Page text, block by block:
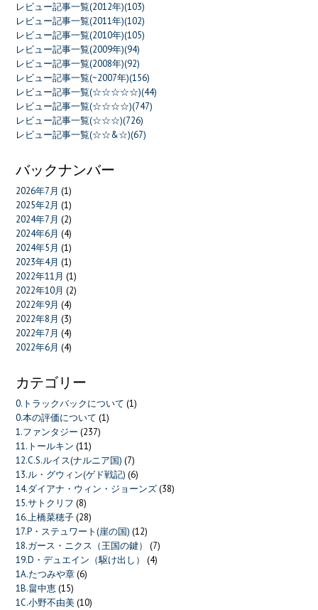
レビュー記事一覧(2012年)(103)
レビュー記事一覧(2011年)(102)
レビュー記事一覧(2010年)(105)
レビュー記事一覧(2009年)(94)
レビュー記事一覧(2008年)(92)
レビュー記事一覧(~2007年)(156)
レビュー記事一覧(☆☆☆☆☆)(44)
レビュー記事一覧(☆☆☆☆)(747)
レビュー記事一覧(☆☆☆)(726)
レビュー記事一覧(☆☆&☆)(67)
バックナンバー
2026年7月 (1)
2025年2月 (1)
2024年7月 (2)
2024年6月 (4)
2024年5月 (1)
2023年4月 (1)
2022年11月 (1)
2022年10月 (2)
2022年9月 (4)
2022年8月 (3)
2022年7月 (4)
2022年6月 (4)
カテゴリー
0.トラックバックについて (1)
0.本の評価について (1)
1.ファンタジー (237)
11.トールキン (11)
12.C.S.ルイス(ナルニア国) (7)
13.ル・グウィン(ゲド戦記) (6)
14.ダイアナ・ウィン・ジョーンズ(38)
15.サトクリフ (8)
16.上橋菜穂子(28)
17.P・ステュワート(崖の国) (12)
18.ガース・ニクス（王国の鍵）
(7)
19.D・デュエイン（駆け出し）
(4)
1A.たつみや章(6)
1B.畠中恵(15)
1C.小野不由美(10)